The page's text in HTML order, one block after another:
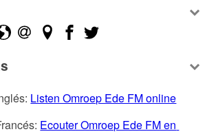
Listen Omroep Ede FM online
Ecouter Omroep Ede FM en